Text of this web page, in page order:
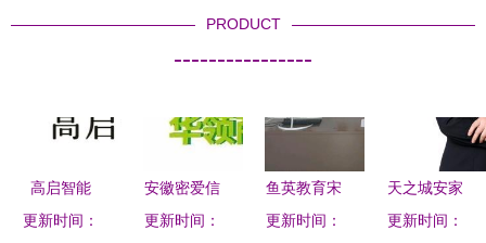
PRODUCT
----------------
高启智能
构筑信息咨
更新时间：
安徽密爱信
息咨询服务
更新时间：
鱼英教育宋
老师 专业
更新时间：
天之城安家
信息咨询服
更新时间：